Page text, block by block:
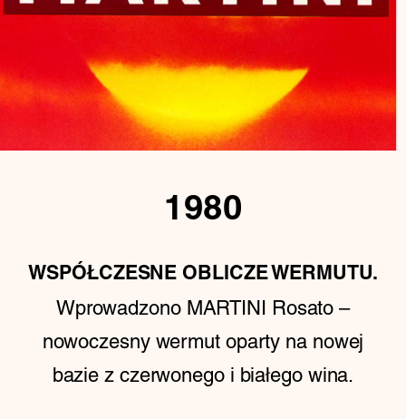
1980
WSPÓŁCZESNE OBLICZE WERMUTU.
Wprowadzono MARTINI Rosato –
nowoczesny wermut oparty na nowej
bazie z czerwonego i białego wina.